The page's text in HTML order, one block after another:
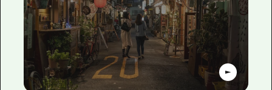
~好吃！探索美食之旅